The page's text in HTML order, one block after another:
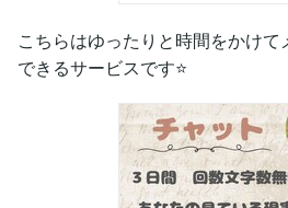
こちらはゆったりと時間をかけ
できるサービスです⭐️